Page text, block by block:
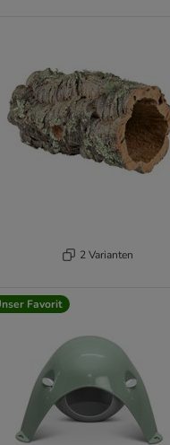
2 Varianten
Favorit